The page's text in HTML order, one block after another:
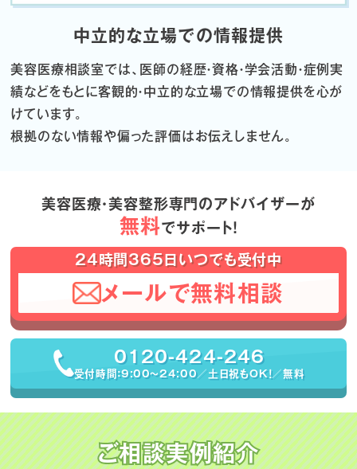
中立的な立場での情報提供
美容医療相談室では、医師の経歴・資格・学会活動・症例実
績などをもとに客観的・中立的な立場での情報提供を心が
けています。
根拠のない情報や偏った評価はお伝えしません。
美容医療・美容整形専門のアドバイザーが
無料でサポート！
24時間365日いつでも受付中
メールで無料相談
0120-424-246
受付時間：9:00〜24:00／土日祝もOK！／無料
ご相談実例紹介